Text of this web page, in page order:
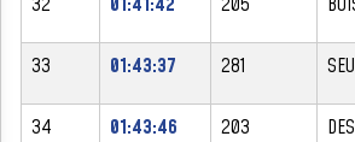
33 01:43:37 281
34 01:43:46 203